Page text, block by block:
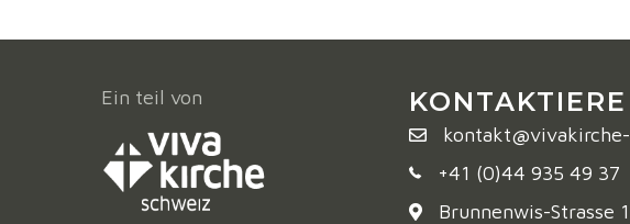
Ein teil von
+41 (0)44 935 49 37
Brunnenwis-Strasse